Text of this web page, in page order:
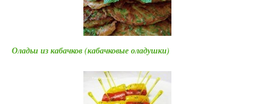
Оладьи из кабачков (кабачковые оладушки)